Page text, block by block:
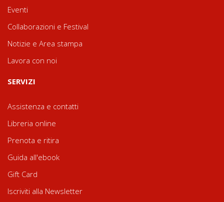
Eventi
Collaborazioni e Festival
Notizie e Area stampa
Lavora con noi
SERVIZI
Assistenza e contatti
Libreria online
Prenota e ritira
Guida all'ebook
Gift Card
Iscriviti alla Newsletter